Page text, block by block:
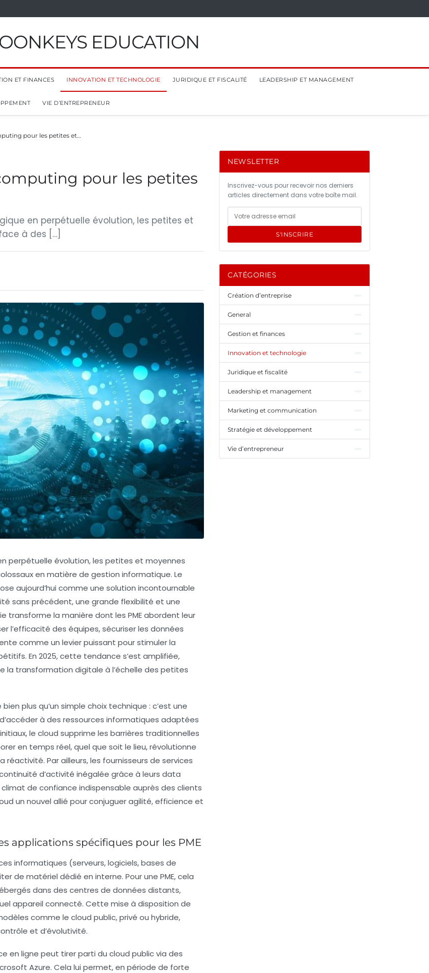
EDUCATION
ET FINANCES INNOVATION ET TECHNOLOGIE JURIDIQUE ET FISCALITÉ LEADERSHIP ET MANAGEMENT
VIE D’ENTREPRENEUR
pour les petites et…
pour les petites
en perpétuelle évolution, les petites et
à des […]
perpétuelle évolution, les petites et moyennes
en matière de gestion informatique. Le
aujourd’hui comme une solution incontournable
sans précédent, une grande flexibilité et une
la manière dont les PME abordent leur
l’efficacité des équipes, sécuriser les données
comme un levier puissant pour stimuler la
En 2025, cette tendance s’est amplifiée,
la transformation digitale à l’échelle des petites
plus qu’un simple choix technique : c’est une
à des ressources informatiques adaptées
le cloud supprime les barrières traditionnelles
en temps réel, quel que soit le lieu, révolutionne
Par ailleurs, les fournisseurs de services
d’activité inégalée grâce à leurs data
de confiance indispensable auprès des clients
un nouvel allié pour conjuguer agilité, efficience et
applications spécifiques pour les PME
informatiques (serveurs, logiciels, bases de
de matériel dédié en interne. Pour une PME, cela
dans des centres de données distants,
appareil connecté. Cette mise à disposition de
comme le cloud public, privé ou hybride,
et d’évolutivité.
en ligne peut tirer parti du cloud publicvia des
Azure. Cela lui permet, en période de forte
NEWSLETTER
Inscrivez-vous pour recevoir nos derniers
articles directement dans votre boîte mail.
S'INSCRIRE
CATÉGORIES
Création d’entreprise
General
Gestion et finances
Innovation et technologie
Juridique et fiscalité
Leadership et management
Marketing et communication
Stratégie et développement
Vie d’entrepreneur